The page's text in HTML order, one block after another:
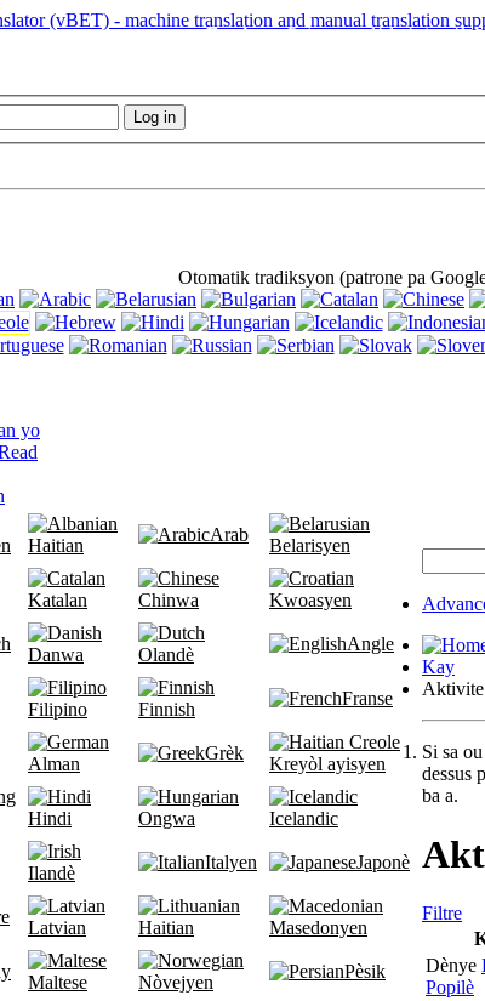
Enpòtan: Paj sa a se lè l sèvi avèk
Otomatik tradiksyon (patrone pa
yo
Haitian
Arab
Belarisyen
Katalan Chinwa Kwoasyen
Danwa Olandè
Angle
Filipino Finnish
Franse
Alman
Grèk
Kreyòl ayisyen
Hindi Ongwa Icelandic
Ilandè
Italyen Japonè
Latvian Haitian Masedonyen
Maltese Nòvejyen
Pèsik
Kay
Si sa
dessus
ba a.
Filtre
Dènye
Popilè